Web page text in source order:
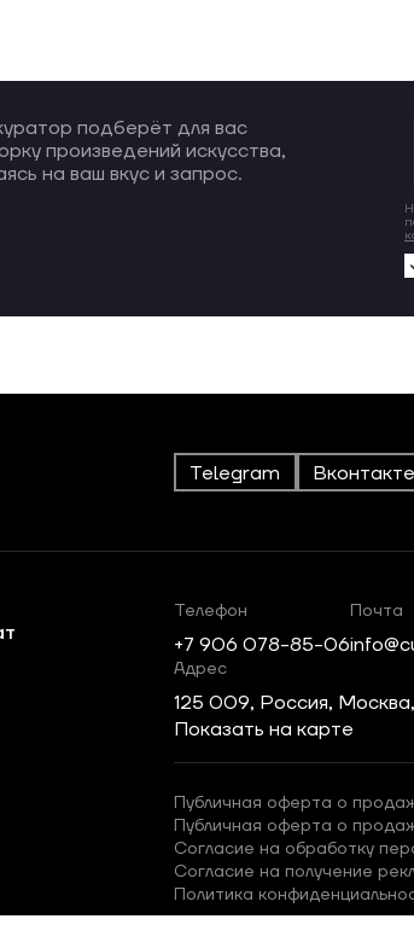
подберёт для вас
произведений искусства,
на ваш вкус и запрос.
Telegram Вконтакте
Телефон
+7 906 078-85-06
Почта
Адрес
125 009, Россия,
Показать на карте
Публичная оферта о
Публичная оферта о
Согласие на обработку
Согласие на получение
Политика